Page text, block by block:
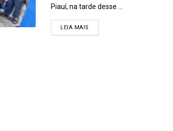
Piauí, na tarde desse ...
LEIA MAIS